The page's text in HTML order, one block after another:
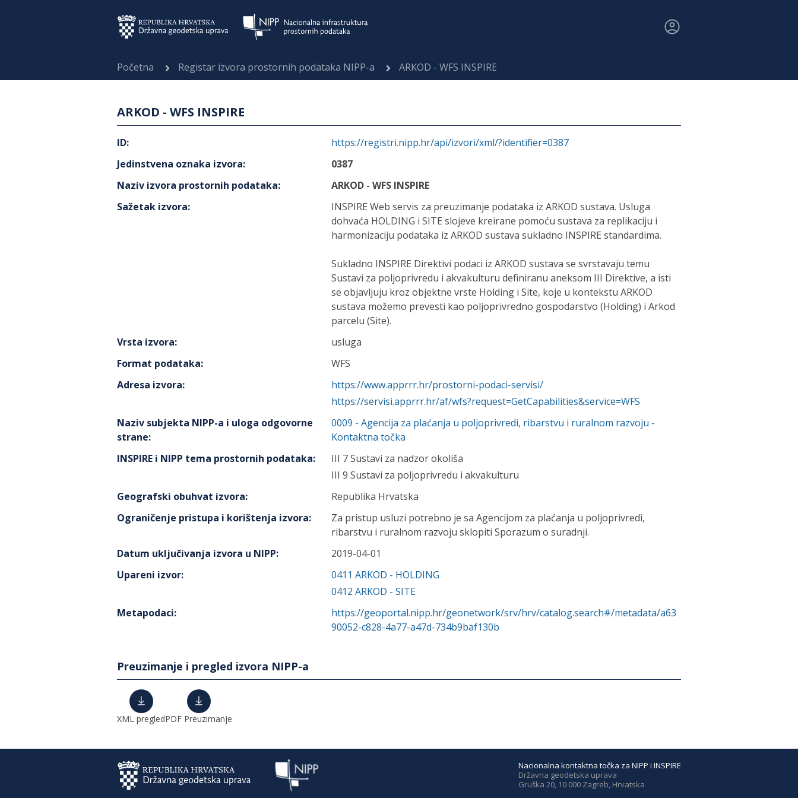
Početna Registar izvora prostornih podataka NIPP-a ARKOD - WFS INSPIRE
ARKOD - WFS INSPIRE
ID:
https://registri.nipp.hr/api/izvori/xml/?identifier=0387
Jedinstvena oznaka izvora:
0387
Naziv izvora prostornih podataka:
ARKOD - WFS INSPIRE
Sažetak izvora:
INSPIRE Web servis za preuzimanje podataka iz ARKOD sustava. Usluga
dohvaća HOLDING i SITE slojeve kreirane pomoću sustava za replikaciju i
harmonizaciju podataka iz ARKOD sustava sukladno INSPIRE standardima.
Sukladno INSPIRE Direktivi podaci iz ARKOD sustava se svrstavaju temu
Sustavi za poljoprivredu i akvakulturu definiranu aneksom III Direktive, a isti
se objavljuju kroz objektne vrste Holding i Site, koje u kontekstu ARKOD
sustava možemo prevesti kao poljoprivredno gospodarstvo (Holding) i Arkod
parcelu (Site).
Vrsta izvora:
usluga
Format podataka:
WFS
Adresa izvora:
https://www.apprrr.hr/prostorni-podaci-servisi/
https://servisi.apprrr.hr/af/wfs?request=GetCapabilities&service=WFS
Naziv subjekta NIPP-a i uloga odgovorne
strane:
0009 - Agencija za plaćanja u poljoprivredi, ribarstvu i ruralnom razvoju -
Kontaktna točka
INSPIRE i NIPP tema prostornih podataka:
III 7 Sustavi za nadzor okoliša
III 9 Sustavi za poljoprivredu i akvakulturu
Geografski obuhvat izvora:
Republika Hrvatska
Ograničenje pristupa i korištenja izvora:
Za pristup usluzi potrebno je sa Agencijom za plaćanja u poljoprivredi,
ribarstvu i ruralnom razvoju sklopiti Sporazum o suradnji.
Datum uključivanja izvora u NIPP:
2019-04-01
Upareni izvor: 0411 ARKOD - HOLDING
0412 ARKOD - SITE
Metapodaci:
https://geoportal.nipp.hr/geonetwork/srv/hrv/catalog.search#/metadata/a63
90052-c828-4a77-a47d-734b9baf130b
Preuzimanje i pregled izvora NIPP-a
XML pregledPDF Preuzimanje
Nacionalna kontaktna točka za NIPP i INSPIRE
Državna geodetska uprava
Gruška 20, 10 000 Zagreb, Hrvatska